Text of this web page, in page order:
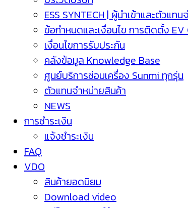
ESS SYNTECH | ผู้นำเข้าและตัวแท
ข้อกำหนดและเงื่อนไข การติดตั้ง
เงื่อนไขการรับประกัน
คลังข้อมูล Knowledge Base
ศูนย์บริการซ่อมเครื่อง Sunmi ทุกรุ่น
ตัวแทนจำหน่ายสินค้า
NEWS
การชำระเงิน
แจ้งชำระเงิน
FAQ
VDO
สินค้ายอดนิยม
Download video